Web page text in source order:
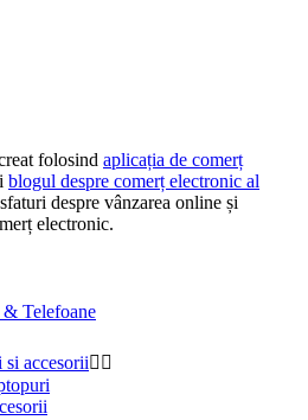
folosind aplicația de comerț
blogul despre comerț electronic al
despre vânzarea online și
electronic.
Telefoane
accesorii 